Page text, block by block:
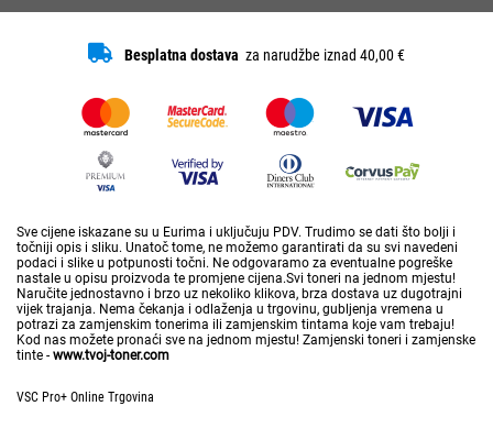
Besplatna dostava za narudžbe iznad 40,00 €
Sve cijene iskazane su u Eurima i uključuju PDV. Trudimo se dati što bolji i
točniji opis i sliku. Unatoč tome, ne možemo garantirati da su svi navedeni
podaci i slike u potpunosti točni. Ne odgovaramo za eventualne pogreške
nastale u opisu proizvoda te promjene cijena.Svi toneri na jednom mjestu!
Naručite jednostavno i brzo uz nekoliko klikova, brza dostava uz dugotrajni
vijek trajanja. Nema čekanja i odlaženja u trgovinu, gubljenja vremena u
potrazi za zamjenskim tonerima ili zamjenskim tintama koje vam trebaju!
Kod nas možete pronaći sve na jednom mjestu! Zamjenski toneri i zamjenske
tinte - www.tvoj-toner.com
VSC Pro+ Online Trgovina